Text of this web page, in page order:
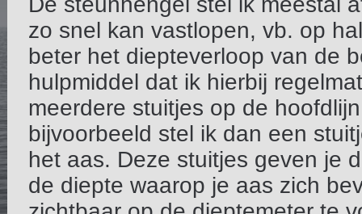
zo snel kan vastlopen, vb. op
beter het diepteverloop van de
hulpmiddel dat ik hierbij
meerdere stuitjes op de
bijvoorbeeld stel ik dan een
het aas. Deze stuitjes geven je
de diepte waarop je aas zich